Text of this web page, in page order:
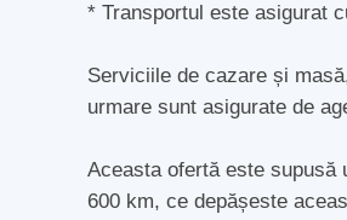
* Transportul este asigurat
Serviciile de cazare și
urmare sunt asigurate de
Aceasta ofertă este supusă
600 km, ce depășeste